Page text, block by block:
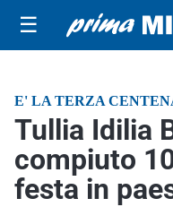
☰
E' LA TERZA
Tullia Idilia
compiuto
festa in